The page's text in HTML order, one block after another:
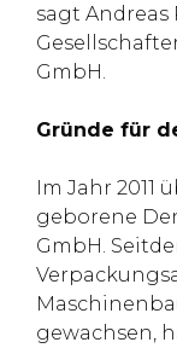
sagt
GmbH.
Gründe für
Im Jahr 2011
geborene
GmbH.
gewachsen,